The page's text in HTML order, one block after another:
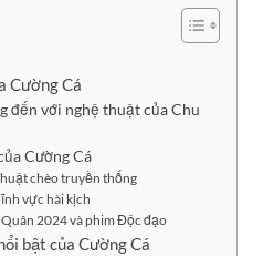
Cường Cá
đến với nghệ thuật của Chu
Cường Cá
chèo truyền thống
vực hài kịch
2024 và phim Độc đạo
bật của Cường Cá